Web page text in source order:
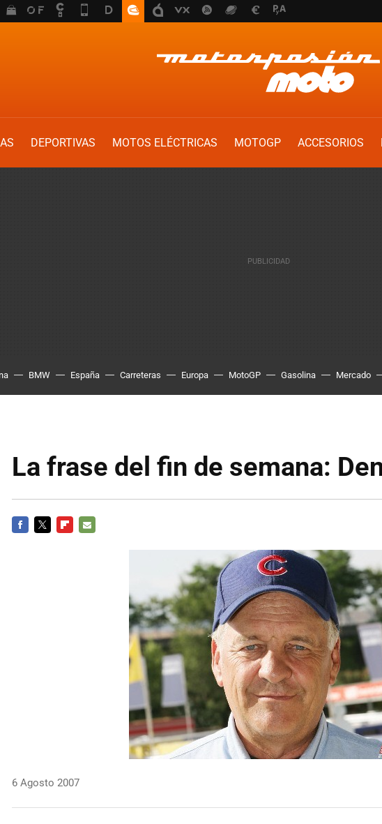
DEPORTIVAS MOTOS ELÉCTRICAS MOTOGP ACCESORIOS
BMW España Carreteras Europa MotoGP Gasolina Mercado
La frase del fin de semana:
6 Agosto 2007